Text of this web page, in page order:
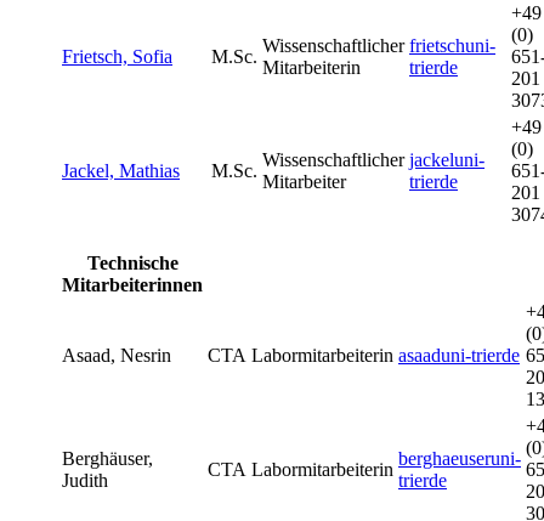
Frietsch, Sofia M.Sc.
Wissenschaftlicher
Mitarbeiterin
frietschuni-
trierde
+49
(0)
201
Jackel, Mathias M.Sc.
Wissenschaftlicher
Mitarbeiter
jackeluni-
trierde
+49
(0)
201
Technische
Mitarbeiterinnen
Asaad, Nesrin CTA Labormitarbeiterin asaaduni-trierde
Berghäuser,
Judith
CTA Labormitarbeiterin
berghaeuseruni-
trierde